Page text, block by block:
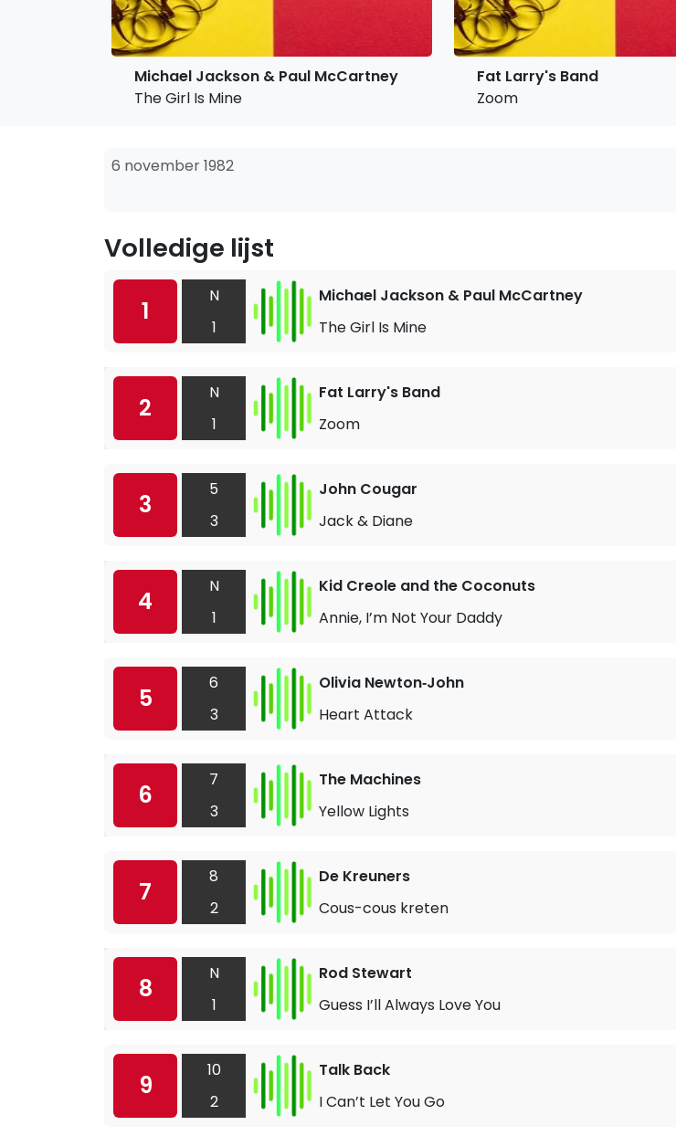
Michael Jackson & Paul McCartney
The Girl Is Mine
Fat Larry's Band
Zoom
6 november 1982
Volledige lijst
1
N
1
Michael Jackson & Paul McCartney
The Girl Is Mine
2
N
1
Fat Larry's Band
Zoom
3
5
3
John Cougar
Jack & Diane
4
N
1
Kid Creole and the Coconuts
Annie, I’m Not Your Daddy
5
6
3
Olivia Newton‐John
Heart Attack
6
7
3
The Machines
Yellow Lights
7
8
2
De Kreuners
Cous-cous kreten
8
N
1
Rod Stewart
Guess I’ll Always Love You
9
10
2
Talk Back
I Can’t Let You Go